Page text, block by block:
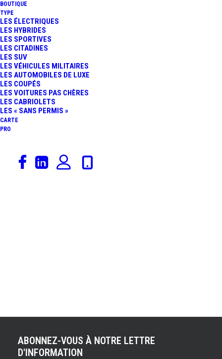
BOUTIQUE
TYPE
LES ÉLECTRIQUES
LES HYBRIDES
LES SPORTIVES
LES CITADINES
LES SUV
LES VÉHICULES MILITAIRES
LES AUTOMOBILES DE LUXE
LES COUPÉS
LES VOITURES PAS CHÈRES
LES CABRIOLETS
LES « SANS PERMIS »
CARTE
PRO
Voici le seul résultat
ABONNEZ-VOUS À NOTRE LETTRE
D'INFORMATION